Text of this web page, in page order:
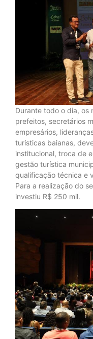
Durante todo o dia,
prefeitos, secretários
empresários,
turísticas baianas,
institucional, troca de
gestão turística
qualificação técnica e
Para a realização do
investiu R$ 250 mil.